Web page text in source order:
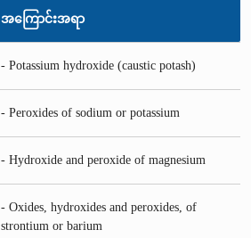
အကြောင်းအရာ
- Potassium hydroxide (caustic potash)
- Peroxides of sodium or potassium
- Hydroxide and peroxide of magnesium
- Oxides, hydroxides and peroxides, of
strontium or barium